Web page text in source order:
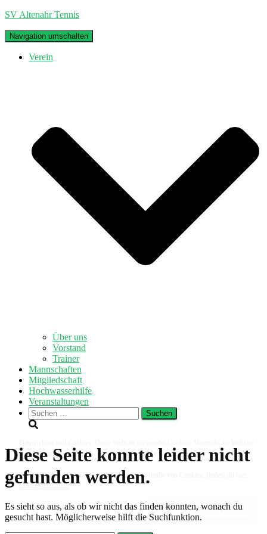
SV Altenahr Tennis
Navigation umschalten
Verein
Über uns
Vorstand
Trainer
Mannschaften
Mitgliedschaft
Hochwasserhilfe
Veranstaltungen
Suchen
nach:
Diese Seite konnte leider nicht
gefunden werden.
Es sieht so aus, als ob wir nicht das finden konnten, wonach du
gesucht hast. Möglicherweise hilft die Suchfunktion.